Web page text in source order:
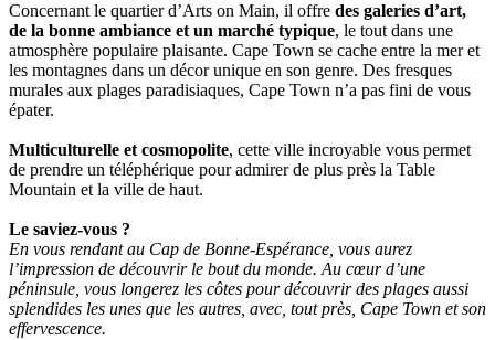
Concernant le quartier d’Arts on Main, il offre des galeries d’art,
de la bonne ambiance et un marché typique, le tout dans une
atmosphère populaire plaisante. Cape Town se cache entre la mer et
les montagnes dans un décor unique en son genre. Des fresques
murales aux plages paradisiaques, Cape Town n’a pas fini de vous
épater.
Multiculturelle et cosmopolite, cette ville incroyable vous permet
de prendre un téléphérique pour admirer de plus près la Table
Mountain et la ville de haut.
Le saviez-vous ?
En vous rendant au Cap de Bonne-Espérance, vous aurez
l’impression de découvrir le bout du monde. Au cœur d’une
péninsule, vous longerez les côtes pour découvrir des plages aussi
splendides les unes que les autres, avec, tout près, Cape Town et son
effervescence.